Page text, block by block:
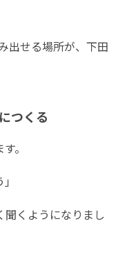
出せる場所が、下田
つくる
。
聞くようになりまし